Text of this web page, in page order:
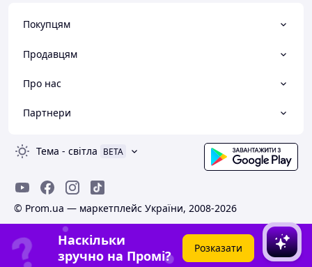
Покупцям
Продавцям
Про нас
Партнери
Тема - світла BETA
© Prom.ua — маркетплейс України, 2008-2026
Наскільки
зручно на Промі?
Розказати